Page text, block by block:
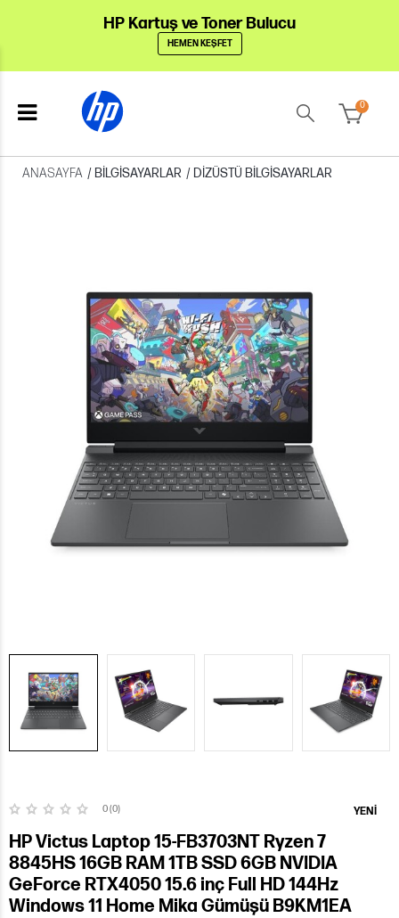
HP Kartuş ve Toner Bulucu
HEMEN KEŞFET
0
ANASAYFA / BILGISAYARLAR / DIZÜSTÜ BILGISAYARLAR
YENI
0 (0)
HP Victus Laptop 15-FB3703NT Ryzen 7
8845HS 16GB RAM 1TB SSD 6GB NVIDIA
GeForce RTX4050 15.6 inç Full HD 144Hz
Windows 11 Home Mika Gümüşü B9KM1EA